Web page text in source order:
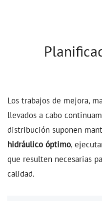
Los trabajos de mejora,
llevados a cabo
distribución suponen
hidráulico óptimo,
que resulten necesarias
calidad.